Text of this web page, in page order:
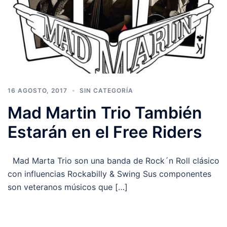
16 AGOSTO, 2017 SIN CATEGORÍA
Mad Martin Trio También
Estarán en el Free Riders
Mad Marta Trio son una banda de Rock´n Roll clásico
con influencias Rockabilly & Swing Sus componentes
son veteranos músicos que […]